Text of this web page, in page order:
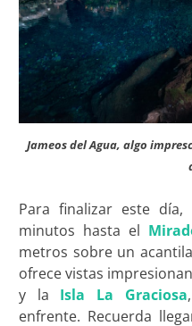
Jameos del Agua, algo
Para finalizar este
minutos hasta el
metros sobre un
ofrece vistas
y la Isla La Graciosa
enfrente. Recuerda